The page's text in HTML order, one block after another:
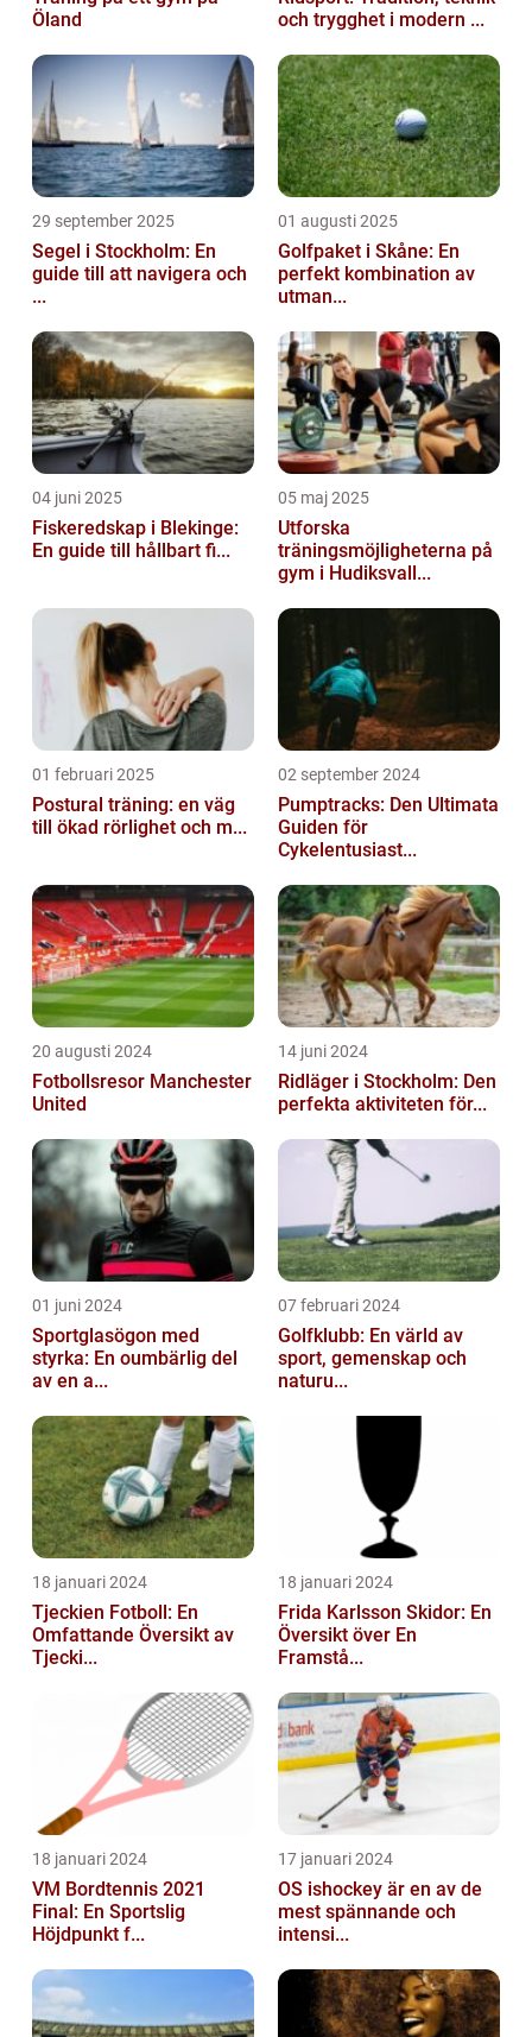
Öland
och trygghet i modern ...
29 september 2025
Segel i Stockholm: En
guide till att navigera och
...
01 augusti 2025
Golfpaket i Skåne: En
perfekt kombination av
utman...
04 juni 2025
Fiskeredskap i Blekinge:
En guide till hållbart fi...
05 maj 2025
Utforska
träningsmöjligheterna på
gym i Hudiksvall...
01 februari 2025
Postural träning: en väg
till ökad rörlighet och m...
02 september 2024
Pumptracks: Den Ultimata
Guiden för
Cykelentusiast...
20 augusti 2024
Fotbollsresor Manchester
United
14 juni 2024
Ridläger i Stockholm: Den
perfekta aktiviteten för...
01 juni 2024
Sportglasögon med
styrka: En oumbärlig del
av en a...
07 februari 2024
Golfklubb: En värld av
sport, gemenskap och
naturu...
18 januari 2024
Tjeckien Fotboll: En
Omfattande Översikt av
Tjecki...
18 januari 2024
Frida Karlsson Skidor: En
Översikt över En
Framstå...
18 januari 2024
VM Bordtennis 2021
Final: En Sportslig
Höjdpunkt f...
17 januari 2024
OS ishockey är en av de
mest spännande och
intensi...